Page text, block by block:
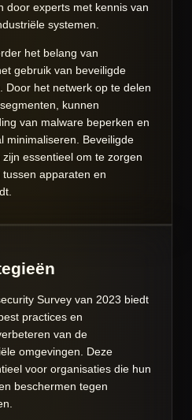
door experts met kennis van
systemen.
het belang van
gebruik van beveiligde
Door het netwerk op te delen
kunnen
van malware beperken en
minimaliseren. Beveiligde
essentieel om te zorgen
apparaten en
Survey van 2023 biedt
practices en
van de
omgevingen. Deze
voor organisaties die hun
beschermen tegen